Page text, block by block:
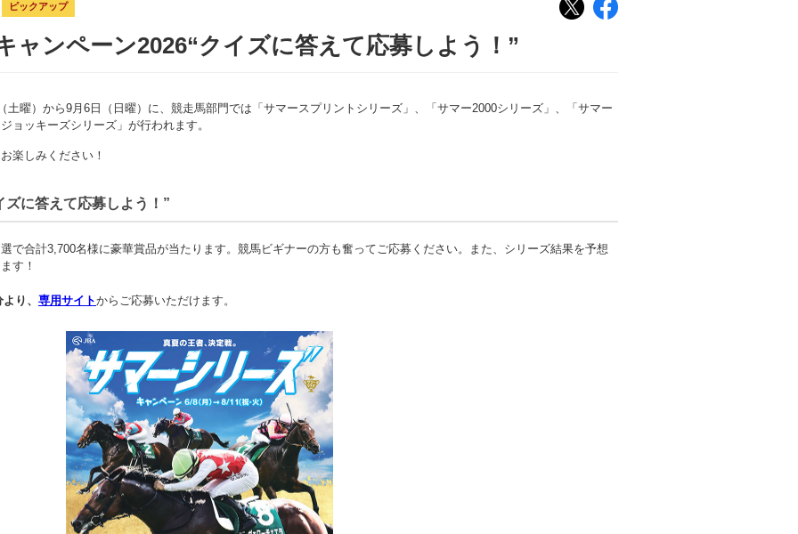
ピックアップ
ャンペーン2026“クイズに答えて応募しよう！”
土曜）から9月6日（日曜）に、競走馬部門では「サマースプリントシリーズ」、「サマー2000シリーズ」、「サマー
ョッキーズシリーズ」が行われます。
楽しみください！
に答えて応募しよう！”
で合計3,700名様に豪華賞品が当たります。競馬ビギナーの方も奮ってご応募ください。また、シリーズ結果を予想
す！
り、 専用サイトからご応募いただけます。